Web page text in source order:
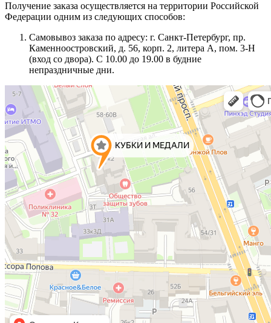
Получение заказа осуществляется на территории Российской
Федерации одним из следующих способов:
Самовывоз заказа по адресу: г. Санкт-Петербург, пр.
Каменноостровский, д. 56, корп. 2, литера А, пом. 3-Н
(вход со двора). С 10.00 до 19.00 в будние
непраздничные дни.